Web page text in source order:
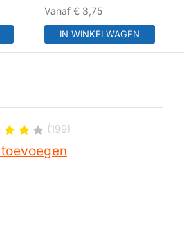
Vanaf€ 3,75
IN WINKELWAGEN
(199)